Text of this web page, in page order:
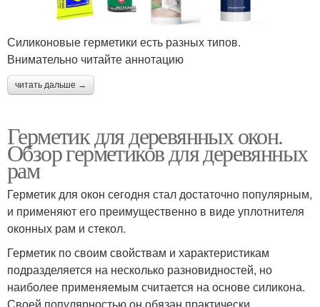
Силиконовые герметики есть разных типов.
Внимательно читайте аннотацию
читать дальше →
Герметик для деревянных окон.
Обзор герметиков для деревянных
рам
Герметик для окон сегодня стал достаточно популярным,
и применяют его преимущественно в виде уплотнителя
оконных рам и стекол.
Герметик по своим свойствам и характеристикам
подразделяется на несколько разновидностей, но
наиболее применяемым считается на основе силикона.